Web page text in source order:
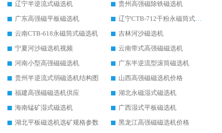
辽宁半逆流式磁选机
贵州高强磁除铁磁选机
广东高强磁平板磁选机
辽宁CTB-712干粉永磁筒式磁选机
云南CTB-618永磁筒式磁选机
吉林河沙磁选机
宁夏河沙磁选机视频
云南带式高强磁磁选机
河南小型高强磁磁选机
广东半逆流型滚筒磁选机
贵州半逆流式弱磁选机结构图
山西高强磁磁选机价格
福建高强磁磁选机供应
湖北永磁湿式磁选机
海南锰矿湿式磁选机
广西湿式平板磁选机
湖北平板磁选机选矿规格参数
黑龙江高强磁磁选机价格